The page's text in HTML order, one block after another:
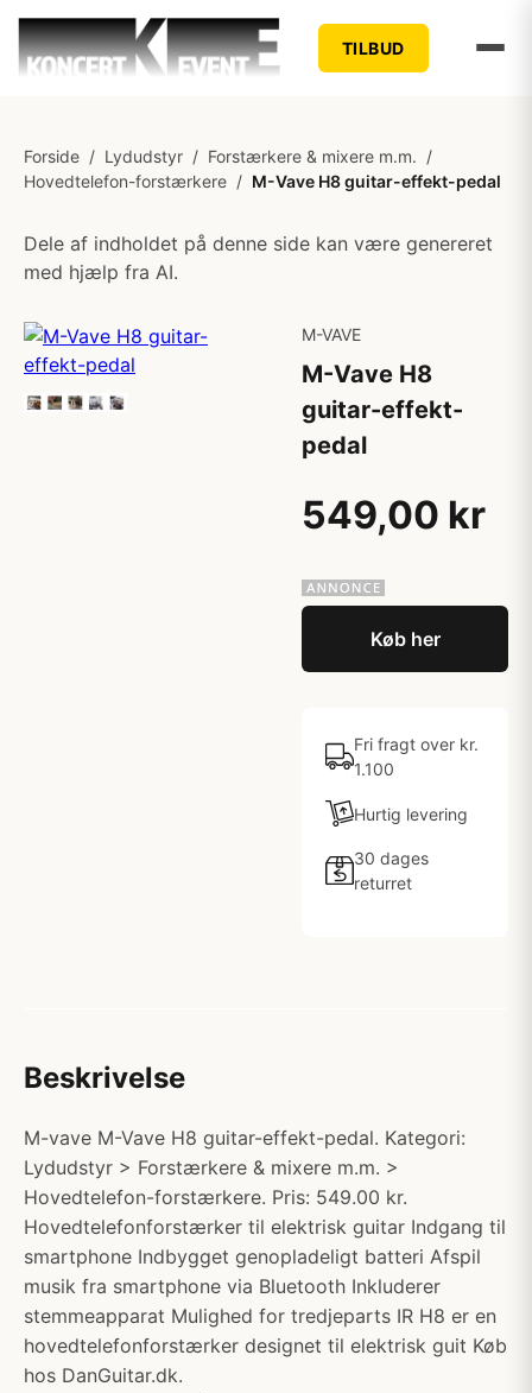
TILBUD
Forside / Lydudstyr / Forstærkere & mixere m.m. /
Hovedtelefon-forstærkere / M-Vave H8 guitar-effekt-pedal
Dele af indholdet på denne side kan være genereret
med hjælp fra AI.
M-VAVE
M-Vave H8
guitar-effekt-
pedal
549,00 kr
Køb her
Fri fragt over kr.
1.100
Hurtig levering
30 dages
returret
Beskrivelse
M-vave M-Vave H8 guitar-effekt-pedal. Kategori:
Lydudstyr > Forstærkere & mixere m.m. >
Hovedtelefon-forstærkere. Pris: 549.00 kr.
Hovedtelefonforstærker til elektrisk guitar Indgang til
smartphone Indbygget genopladeligt batteri Afspil
musik fra smartphone via Bluetooth Inkluderer
stemmeapparat Mulighed for tredjeparts IR H8 er en
hovedtelefonforstærker designet til elektrisk guit Køb
hos DanGuitar.dk.